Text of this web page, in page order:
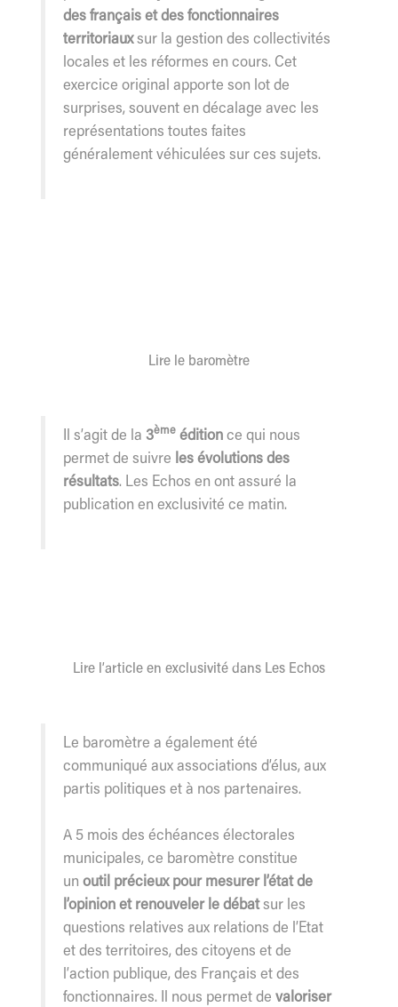
des français et des fonctionnaires
territoriauxsur la gestion des collectivités
locales et les réformes en cours. Cet
exercice original apporte son lot de
surprises, souvent en décalage avec les
représentations toutes faites
généralement véhiculées sur ces sujets.
Lire le baromètre
Il s’agit de la 3ème édition ce qui nous
permet de suivre les évolutions des
résultats. Les Echos en ont assuré la
publication en exclusivité ce matin.
Lire l’article en exclusivité dans Les Echos
Le baromètre a également été
communiqué aux associations d’élus, aux
partis politiques et à nos partenaires.
A 5 mois des échéances électorales
municipales, ce baromètre constitue
un outil précieux pour mesurer l’état de
l’opinion et renouveler le débatsur les
questions relatives aux relations de l’Etat
et des territoires, des citoyens et de
l’action publique, des Français et des
fonctionnaires. Il nous permet devaloriser